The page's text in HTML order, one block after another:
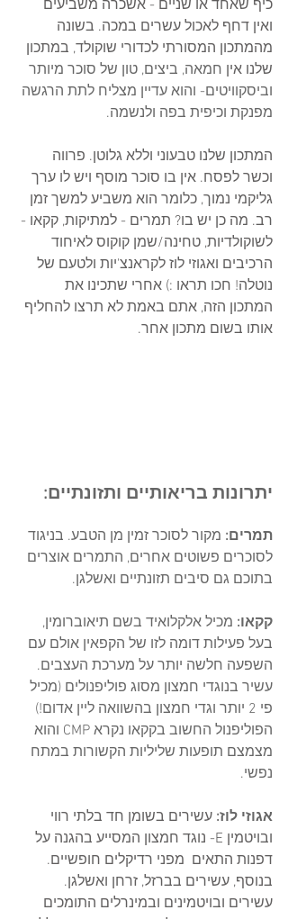
כיף שאחד או שניים - אשכרה משביעים
ואין דחף לאכול עשרים במכה. בשונה
מהמתכון המסורתי לכדורי שוקולד, במתכון
שלנו אין חמאה, ביצים, טון של סוכר מיותר
וביסקוויטים- והוא עדיין מצליח לתת הרגשה
מפנקת וכיפית בפה ולנשמה.
המתכון שלנו טבעוני וללא גלוטן. פרווה
וכשר לפסח. אין בו סוכר מוסף ויש לו ערך
גליקמי נמוך, כלומר הוא משביע למשך זמן
רב. מה כן יש בו? תמרים - למתיקות, קקאו -
לשוקולדיות, טחינה/שמן קוקוס לאיחוד
הרכיבים ואגוזי לוז לקראנצ'יות ולטעם של
נוטלה! חכו תראו :) אחרי שתכינו את
המתכון הזה, אתם באמת לא תרצו להחליף
אותו בשום מתכון אחר.
יתרונות בריאותיים ותזונתיים:
תמרים: מקור לסוכר זמין מן הטבע. בניגוד
לסוכרים פשוטים אחרים, התמרים אוצרים
בתוכם גם סיבים תזונתיים ואשלגן.
קקאו: מכיל אלקלואיד בשם תיאוברומין,
בעל פעילות דומה לזו של הקפאין אולם עם
השפעה חלשה יותר על מערכת העצבים.
עשיר בנוגדי חמצון מסוג פוליפנולים (מכיל
פי 2 יותר וגדי חמצון בהשוואה ליין אדום!)
הפוליפנול החשוב בקקאו נקרא CMP והוא
מצמצם תופעות שליליות הקשורות במתח
נפשי.
אגוזי לוז: עשירים בשומן חד בלתי רווי
ובויטמין E- נוגד חמצון המסייע בהגנה על
דפנות התאים  מפני רדיקלים חופשיים.
בנוסף, עשירים בברזל, זרחן ואשלגן.
עשירים ובויטמינים ובמינרלים התומכים